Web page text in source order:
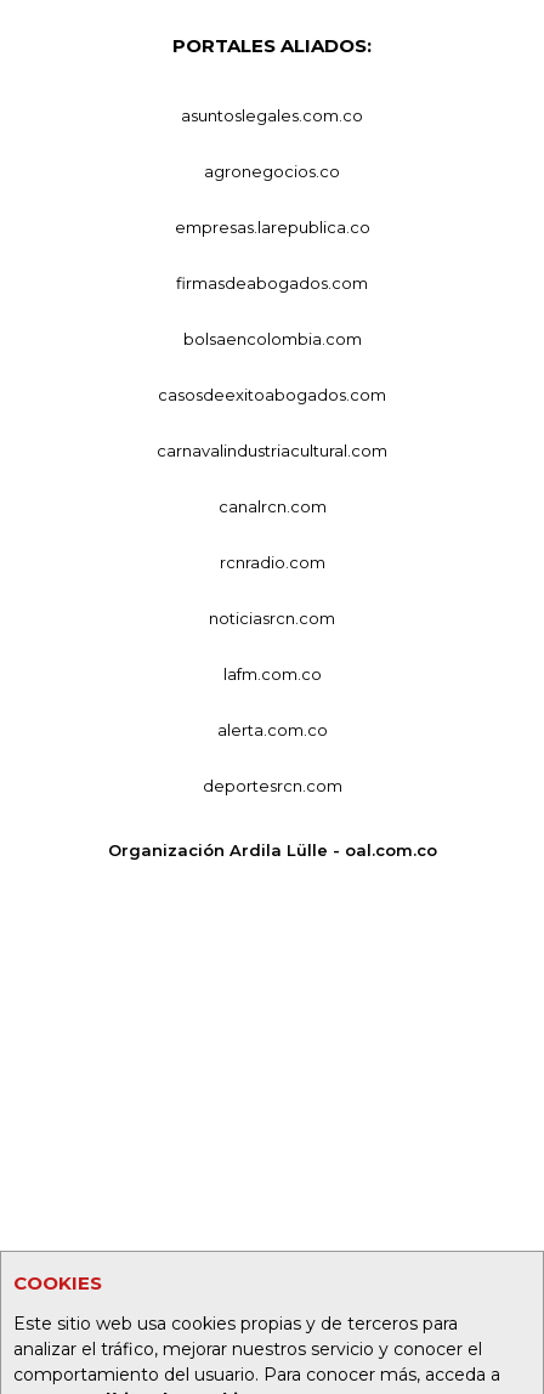
COOKIES
Este sitio web usa cookies propias y de terceros para
analizar el tráfico, mejorar nuestros servicio y conocer el
comportamiento del usuario. Para conocer más, acceda a
PORTALES ALIADOS:
asuntoslegales.com.co
agronegocios.co
empresas.larepublica.co
firmasdeabogados.com
bolsaencolombia.com
casosdeexitoabogados.com
carnavalindustriacultural.com
canalrcn.com
rcnradio.com
noticiasrcn.com
lafm.com.co
alerta.com.co
deportesrcn.com
Organización Ardila Lülle - oal.com.co